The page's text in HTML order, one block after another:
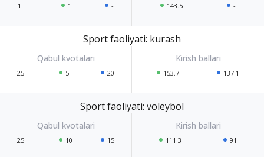
1 1 - 143.5 -
Sport faoliyati: kurash
25 5 20 153.7 137.1
Sport faoliyati: voleybol
25 10 15 111.3 91